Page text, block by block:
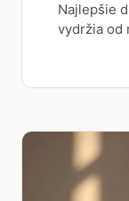
Najlepšie
vydržia od